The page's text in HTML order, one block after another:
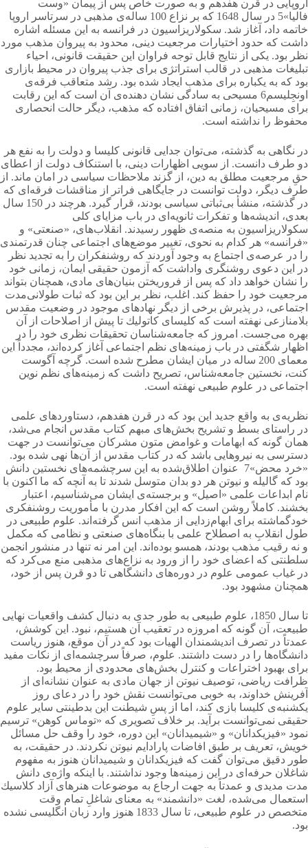
اروپایی در قرن هفدهم و به صورت خاص پس از پیمان «وست
فالیا»5 در سال 1648 كه بر نزاع 100 ساله‌ی مذهبی در سرتاسر اروپا
خاتمه داد، آغاز شد. سكولاریزاسیون در فرانسه به این مسئله اشاره
داشت كه حدود اختیارات مرجعیت دینی، محدود به پیروان مذهب مورد
نظر بود. یكی از نتایج قابل توجه فراوان این حقیقت قانونی، احیاء
تبلیغات مذهبی در قالب استراتژی برای جذب پیروان در محیط بازاری
بود كه به یكباره برای مذهب ایجاد شده بود. رشد متعاقب فرقه‌ی
اونجِلیسم6 مسیحی به سادگی نشان دهنده‌ی آن است كه این رقابت
برای مسیحیان، زمانی اتفاق افتاده كه مذهب، دیگر حالت انحصاری
محفوظ را نداشته است.
در نگاهی به گذشته، می‌توان جدایی قانونی كلیسا و دولت را به نفع هر
دو طرف دانست. از سویی اظهارات دینی، با استنكاف دولت از اعطای
حقِ مرجعیت مطلق به دین، از گزند ملاحظات سیاسی در امان ماند. از
طرف دیگر، دولت توانست در جایگاهی فراتر از مناقشات فرقه‌ای كه
در گذشته، منشأ بی‌ثباتی سیاسی بودند، قرار گیرد. هرچند در 150 سال
بعدی، اندیشه‌ها و تفكرات ثانویه‌ای در باب مزایای كلی
سكولاریزاسیون به منصه‌ی ظهور رسیدند. انقلاب‌های، «صنعتی» و
«فرانسه» هر كدام به نحوی، تغییر موضع‌های اجتماعی چنان قدرتمندی
را در عرصه‌ی اجتماع به وجود آوردند كه روشنفکران را به تجدید نظر
در این دعوی روشنگری واداشت كه آزمون حقیقی ایمان، زمانی خود
را نشان خواهد داد كه پس از فروریختن بنیان‌های مادی، همچنان بتواند
مرجعیت خود را حفظ كند. اغلب، نظر بر این بود كه ثبات طولانی‌مدت
اجتماعی، در پذیرش برخی از دیگر نهادهای موجود در وضعیت مقدس
بلامنازعی نهفته است كه كلیسای كاتولیك تا پیش از اصلاحات از آن
بهره می‌جست. امروز كه جامعه‌شناسان تحقیقات نظری خود را در
اظهار شگفتی در باب زمینه‌های نظم اجتماعی آغاز کرده‌اند، مجدداً این
معمای 200 ساله در میان ایشان مطرح شده است. گرچه آگوست
كنت، نخستین جامعه‌شناس، تصریح داشت كه زمینه‌های نظم نوین
اجتماعی در علوم طبیعی نهفته است.
نظریه‌ی به واقع جدید این بود كه در قرن هفدهم، دستاوردهای علمی
در راستای بسط و تشریح بخش‌های مبهم كتاب مقدس انجام می‌شد،
همان گونه كه ابهامات و غوامض متون مشركان می‌توانست در جهت
دسترسی به نیروهایی باشد كه در كتاب مقدس از آن‌ها نهی شده بود.
«خرد محض»7 عنوان اطلاق‌شده به این سرچشمه‌های نخستین دانش
بود كه گالیله و نیوتن هر دو بدان متوسل شدند تا به آنچه كه ما اكنون با
نام ابداعات علمی «اصیل» و برجسته‌ی ایشان می‌شناسیم، اعتبار
بخشند. كاملاً روشن است كه این افكار مدرن با مأموریت روشنفكری
خودگماشته برای ابهام‌زدایی از مذهب انس گرفته‌اند. علوم طبیعی در
طول انقلابِ به اصطلاح علمی با بنگاه‌های صنعتی و نظامی كه مكمل
و نه رقیب مذهب بودند، همسو بوده‌اند. این امر نه تنها در منشور انجمن
سلطنتی كه اعضای خود را از ورود به نزاع‌های مذهبی منع می‌کرد كه
در غیاب عمومی علوم در دوره‌های دانشگاهی تا دو قرن پس از خود،
همچنان مشهود بود.
تا سال 1850، علوم طبیعی به طور جدی به دنبال كشف واقعیات نهایی
طبیعت، آن گونه كه امروزه در تعقیب آن هستیم، نبود. این كوشش،
عمدتاً در تصرف اندیشمندان الهیات بود كه در آن موقع، هنوز ریاست
دانشگاه‌ها را در دست داشتند. علوم، صرفاً سرچشمه‌ای از نكات مفید
برای بهبود اختراعات و كنترل بخش‌های محدودی از محیط بود.
ظرافت ریاضی، توصیف نیوتن از جهان مادی به عنوان نشانه‌ای از
آفرینش خداوند، به خوبی می‌توانست نقش خود را در دعای روز
یکشنبه‌ی كلیسا بازی كند، اما از پسِ شیطنت این بدطینتی سایر علوم
حقیقی نمی‌توانست برآید. بر خلاف تصویری كه «توماس كوهن» ترسیم
نمود «فیزیكدانان» و «شیمیدانان» این دوره، خود را وقف حل مسائل
خویش، تعریف بر طبق افاضات پارادایم نیوتن نکردند. در حقیقت، به
طور دقیق می‌توان گفت كه فیزیكدانان و شیمیدانان هنوز به مفهوم
شاغلان حرفه‌ای در این زمینه‌ها وجود نداشتند. با اینكه واژه‌ی دانش
مدت مدیدی و عمدتاً به جهت ارجاع به موضوعات هنرهای آزاد كلاسیك
استعمال می‌شده، لغت «دانشمند» به معنای شاغلِ تمام وقت
متخصص در علوم طبیعی، تا سال 1833 هنوز وارد زبان انگلیسی نشده
بود.